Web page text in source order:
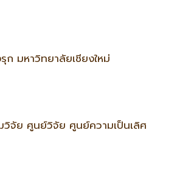
ก มหาวิทยาลัยเชียงใหม่
จัย ศูนย์วิจัย ศูนย์ความเป็นเลิศ